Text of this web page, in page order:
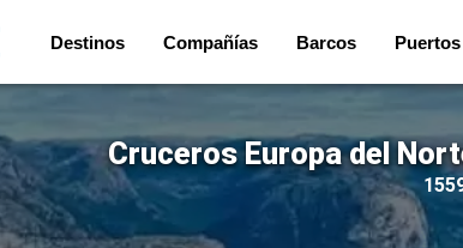
Destinos Compañías Barcos Puertos
Cruceros Europa del